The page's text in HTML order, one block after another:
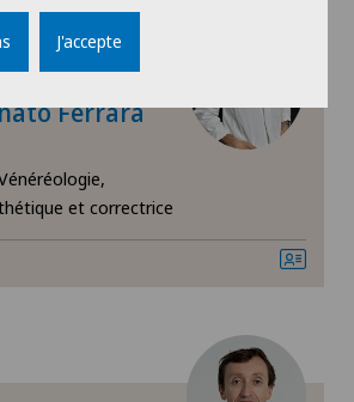
et hépatologie
Ferrara
et correctrice
J'accepte